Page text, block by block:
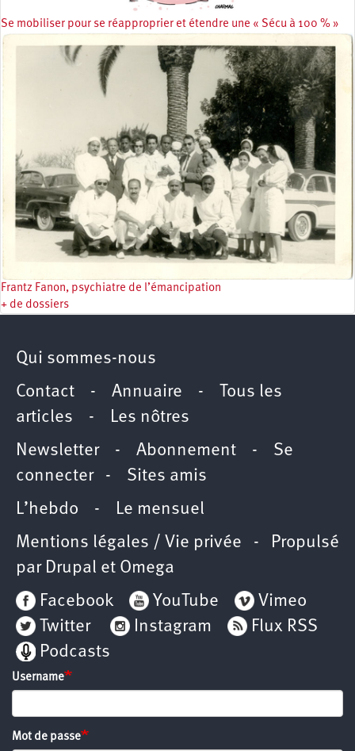
Se mobiliser pour se réapproprier et étendre une « Sécu à 100 % »
Frantz Fanon, psychiatre de l’émancipation
+ de dossiers
Qui sommes-nous
Contact - Annuaire -
Tous les
articles -
Les nôtres
Newsletter- Abonnement - Se
connecter- Sites amis
L’hebdo -
Le mensuel
Mentions légales / Vie privée - Propulsé
par Drupal et Omega
Facebook
YouTube
Vimeo
Twitter
Instagram
Flux RSS
Podcasts
Username
Mot de passe